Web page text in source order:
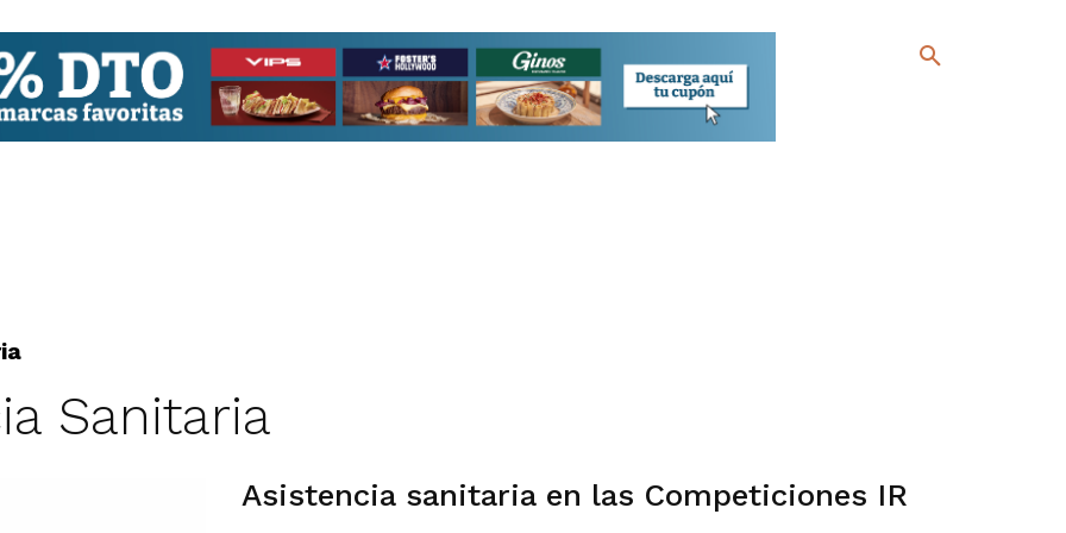
Sanitaria
Asistencia sanitaria en las Competiciones IR